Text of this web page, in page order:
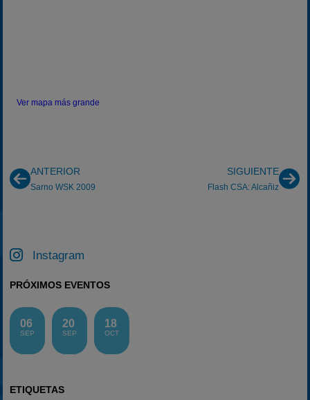
Ver mapa más grande
ANTERIOR
Sarno WSK 2009
SIGUIENTE
Flash CSA: Alcañiz
Instagram
PRÓXIMOS EVENTOS
06
SEP
20
SEP
18
OCT
ETIQUETAS